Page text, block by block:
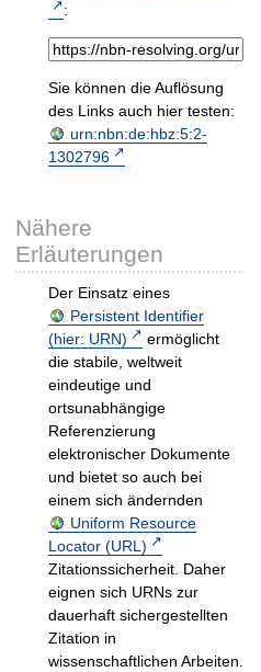
:
Sie können die Auflösung
des Links auch hier testen:
urn:nbn:de:hbz:5:2-
1302796
Nähere
Erläuterungen
Der Einsatz eines
Persistent Identifier
(hier: URN)
ermöglicht
die stabile, weltweit
eindeutige und
ortsunabhängige
Referenzierung
elektronischer Dokumente
und bietet so auch bei
einem sich ändernden
Uniform Resource
Locator (URL)
Zitationssicherheit. Daher
eignen sich URNs zur
dauerhaft sichergestellten
Zitation in
wissenschaftlichen Arbeiten.